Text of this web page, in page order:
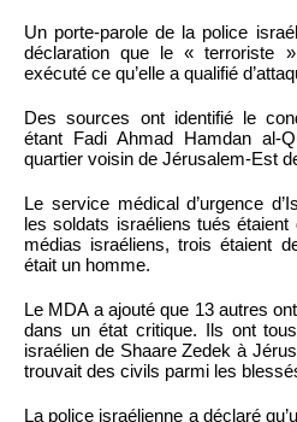
Un porte-parole de la police
déclaration que le « terroriste
exécuté ce qu’elle a qualifié
Des sources ont identifié le
étant Fadi Ahmad Hamdan al-
quartier voisin de Jérusalem-Est
Le service médical d’urgence
les soldats israéliens tués
médias israéliens, trois étaient
était un homme.
Le MDA a ajouté que 13 autres
dans un état critique. Ils ont
israélien de Shaare Zedek à
trouvait des civils parmi les
La police israélienne a déclaré